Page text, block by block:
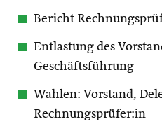
Bericht
Entlastung des
Geschäftsführung
Wahlen: Vorstand,
Rechnungsprüfer:in